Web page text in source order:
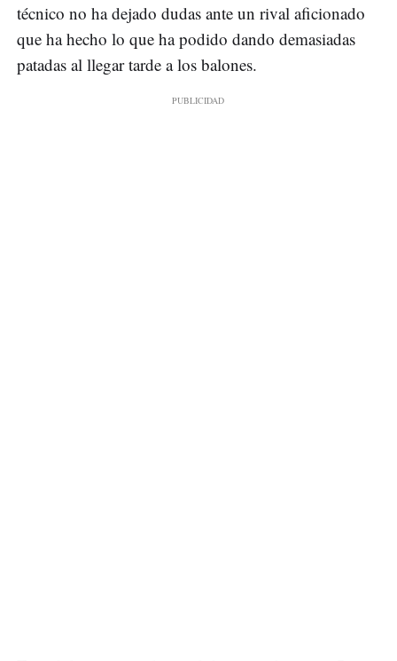
técnico no ha dejado dudas ante un rival aficionado
que ha hecho lo que ha podido dando demasiadas
patadas al llegar tarde a los balones.